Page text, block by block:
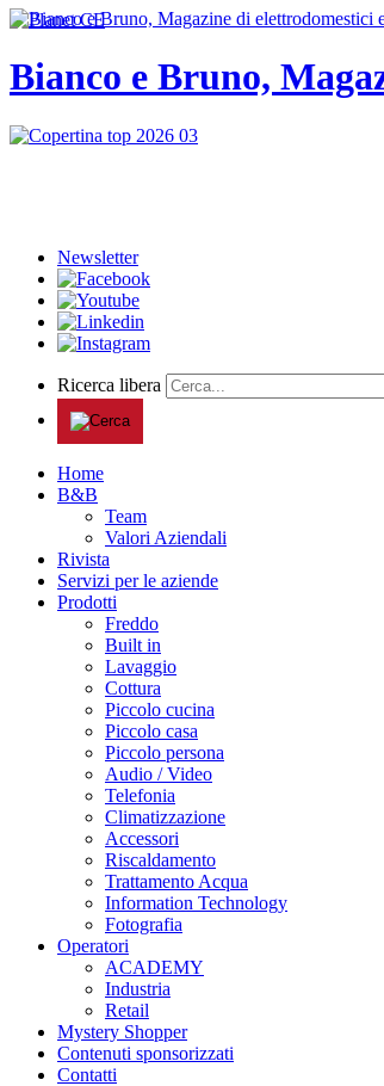
Bianco e Bruno,
Newsletter
Ricerca libera
Home
B&B
Team
Valori Aziendali
Rivista
Servizi per le aziende
Prodotti
Freddo
Built in
Lavaggio
Cottura
Piccolo cucina
Piccolo casa
Piccolo persona
Audio / Video
Telefonia
Climatizzazione
Accessori
Riscaldamento
Trattamento Acqua
Information Technology
Fotografia
Operatori
ACADEMY
Industria
Retail
Mystery Shopper
Contenuti sponsorizzati
Contatti